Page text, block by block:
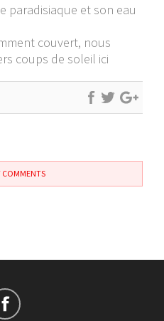
paradisiaque et son eau
couvert, nous
coups de soleil ici
COMMENTS